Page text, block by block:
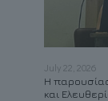
July 22, 2026
Η
και